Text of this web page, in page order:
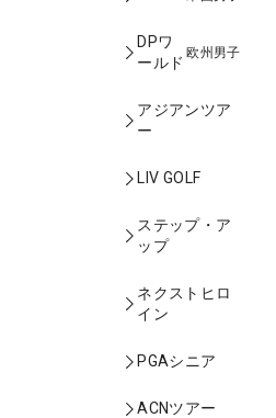
DPワ
ールド
欧州男子
アジアンツア
ー
LIV GOLF
ステップ・ア
ップ
ネクストヒロ
イン
PGAシニア
ACNツアー